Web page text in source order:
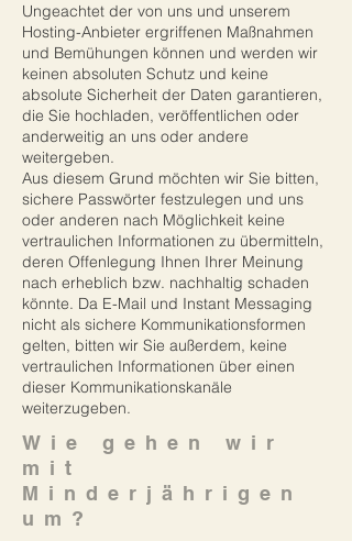
Ungeachtet der von uns und unserem
Hosting-Anbieter ergriffenen Maßnahmen
und Bemühungen können und werden wir
keinen absoluten Schutz und keine
absolute Sicherheit der Daten garantieren,
die Sie hochladen, veröffentlichen oder
anderweitig an uns oder andere
weitergeben.
Aus diesem Grund möchten wir Sie bitten,
sichere Passwörter festzulegen und uns
oder anderen nach Möglichkeit keine
vertraulichen Informationen zu übermitteln,
deren Offenlegung Ihnen Ihrer Meinung
nach erheblich bzw. nachhaltig schaden
könnte. Da E-Mail und Instant Messaging
nicht als sichere Kommunikationsformen
gelten, bitten wir Sie außerdem, keine
vertraulichen Informationen über einen
dieser Kommunikationskanäle
weiterzugeben.
Wie gehen wir
mit
Minderjährigen
um?